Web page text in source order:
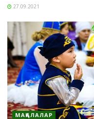
27.09.2021
МАҚАЛАЛАР